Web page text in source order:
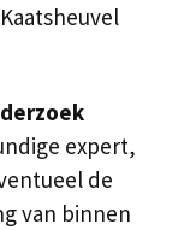
expert,
de
van binnen